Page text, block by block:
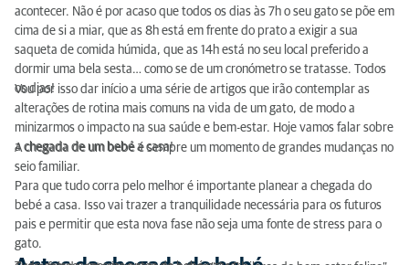
acontecer. Não é por acaso que todos os dias às 7h o seu gato se põe em
cima de si a miar, que as 8h está em frente do prato a exigir a sua
saqueta de comida húmida, que as 14h está no seu local preferido a
dormir uma bela sesta… como se de um cronómetro se tratasse. Todos
os dias!
Vou por isso dar início a uma série de artigos que irão contemplar as
alterações de rotina mais comuns na vida de um gato, de modo a
minizarmos o impacto na sua saúde e bem-estar. Hoje vamos falar sobre
a chegada de um bebé a casa!
A chegada de um bebé é sempre um momento de grandes mudanças no
seio familiar.
Para que tudo corra pelo melhor é importante planear a chegada do
bebé a casa. Isso vai trazer a tranquilidade necessária para os futuros
pais e permitir que esta nova fase não seja uma fonte de stress para o
gato.